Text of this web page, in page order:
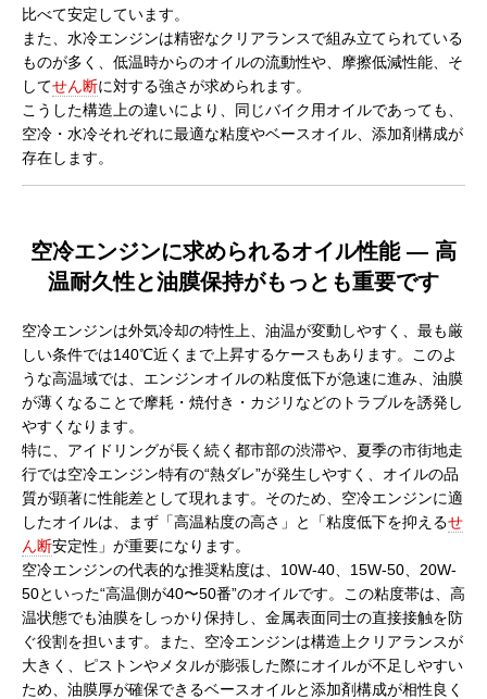
比べて安定しています。
また、水冷エンジンは精密なクリアランスで組み立てられている
ものが多く、低温時からのオイルの流動性や、摩擦低減性能、そ
してせん断に対する強さが求められます。
こうした構造上の違いにより、同じバイク用オイルであっても、
空冷・水冷それぞれに最適な粘度やベースオイル、添加剤構成が
存在します。
空冷エンジンに求められるオイル性能 ― 高
温耐久性と油膜保持がもっとも重要です
空冷エンジンは外気冷却の特性上、油温が変動しやすく、最も厳
しい条件では140℃近くまで上昇するケースもあります。このよ
うな高温域では、エンジンオイルの粘度低下が急速に進み、油膜
が薄くなることで摩耗・焼付き・カジリなどのトラブルを誘発し
やすくなります。
特に、アイドリングが長く続く都市部の渋滞や、夏季の市街地走
行では空冷エンジン特有の“熱ダレ”が発生しやすく、オイルの品
質が顕著に性能差として現れます。そのため、空冷エンジンに適
したオイルは、まず「高温粘度の高さ」と「粘度低下を抑えるせ
ん断安定性」が重要になります。
空冷エンジンの代表的な推奨粘度は、10W-40、15W-50、20W-
50といった“高温側が40〜50番”のオイルです。この粘度帯は、高
温状態でも油膜をしっかり保持し、金属表面同士の直接接触を防
ぐ役割を担います。また、空冷エンジンは構造上クリアランスが
大きく、ピストンやメタルが膨張した際にオイルが不足しやすい
ため、油膜厚が確保できるベースオイルと添加剤構成が相性良く